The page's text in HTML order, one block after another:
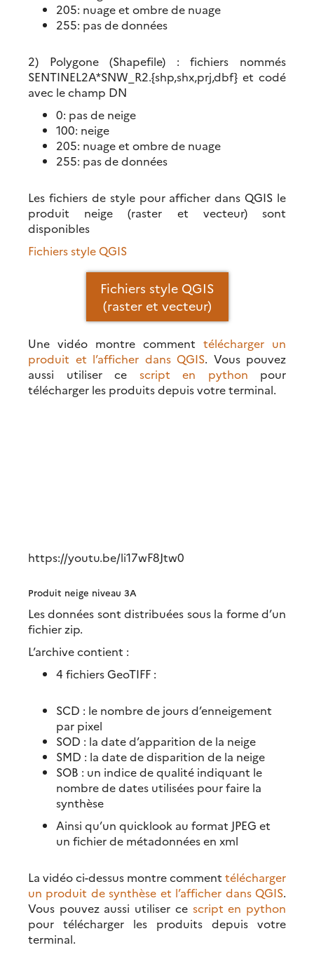
205: nuage et ombre de nuage
255: pas de données
2) Polygone (Shapefile) : fichiers nommés
SENTINEL2A*SNW_R2.{shp,shx,prj,dbf} et codé
avec le champ DN
0: pas de neige
100: neige
205: nuage et ombre de nuage
255: pas de données
Les fichiers de style pour afficher dans QGIS le
produit neige (raster et vecteur) sont
disponibles
Fichiers style QGIS
Fichiers style QGIS
(raster et vecteur)
Une vidéo montre comment télécharger un
produit et l’afficher dans QGIS. Vous pouvez
aussi utiliser ce script en python pour
télécharger les produits depuis votre terminal.
https://youtu.be/li17wF8Jtw0
Produit neige niveau 3A
Les données sont distribuées sous la forme d’un
fichier zip.
L’archive contient :
4 fichiers GeoTIFF :
SCD : le nombre de jours d’enneigement
par pixel
SOD : la date d’apparition de la neige
SMD : la date de disparition de la neige
SOB : un indice de qualité indiquant le
nombre de dates utilisées pour faire la
synthèse
Ainsi qu’un quicklook au format JPEG et
un fichier de métadonnées en xml
La vidéo ci-dessus montre comment télécharger
un produit de synthèse et l’afficher dans QGIS.
Vous pouvez aussi utiliser ce script en python
pour télécharger les produits depuis votre
terminal.